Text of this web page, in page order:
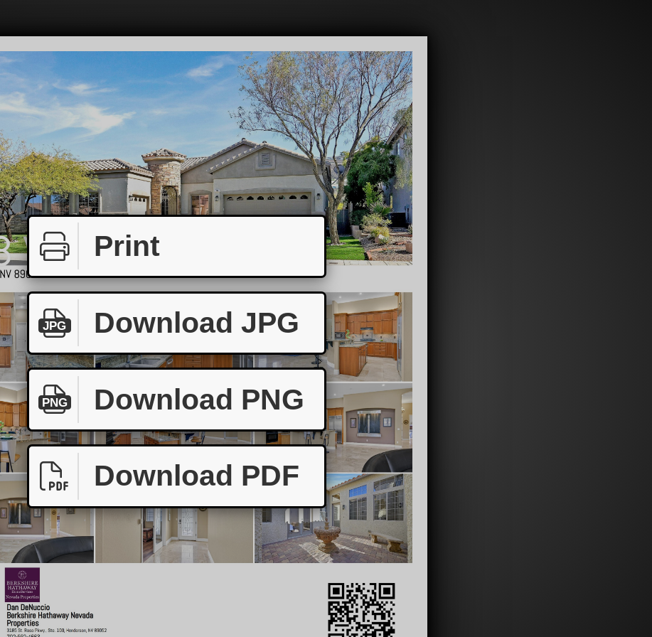
Print
JPG Download JPG
PNG Download PNG
Download PDF